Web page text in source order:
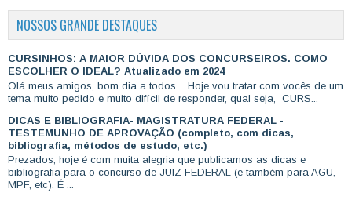
NOSSOS GRANDE DESTAQUES
CURSINHOS: A MAIOR DÚVIDA DOS CONCURSEIROS. COMO
ESCOLHER O IDEAL? Atualizado em 2024
Olá meus amigos, bom dia a todos. Hoje vou tratar com vocês de um
tema muito pedido e muito difícil de responder, qual seja, CURS...
DICAS E BIBLIOGRAFIA- MAGISTRATURA FEDERAL -
TESTEMUNHO DE APROVAÇÃO (completo, com dicas,
bibliografia, métodos de estudo, etc.)
Prezados, hoje é com muita alegria que publicamos as dicas e
bibliografia para o concurso de JUIZ FEDERAL (e também para AGU,
MPF, etc). É ...